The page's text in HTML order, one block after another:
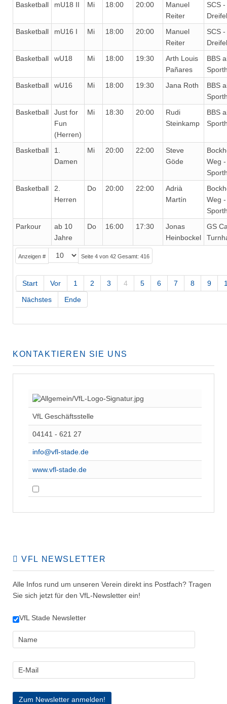
Anzeigen # Seite 4 von 42 Gesamt: 416
Start Vor 1 2 3 4 5 6 7 8 9
Nächstes
Ende
Basketball
mU18 II Mi 18:00 20:00
Manuel
Reiter
SCS -
Basketball
mU16 I Mi 18:00 20:00
Manuel
Reiter
SCS -
Basketball
wU18 Mi 18:00 19:30
Arth Louis
Pañares
BBS
Basketball
wU16 Mi 18:00 19:30 Jana Roth
BBS
Basketball
Just for
Fun
(Herren)
Mi 18:30 20:00
Rudi
Steinkamp
BBS
Basketball
1.
Damen
Mi 20:00 22:00
Steve
Göde
Weg -
Basketball
2.
Herren
Do 20:00 22:00
Adrià
Martín
Weg -
Parkour
ab 10
Jahre
Do 16:00 17:30
Jonas
Heinbockel
GS
KONTAKTIEREN SIE UNS
VfL Geschäftsstelle
04141 - 621 27
info@vfl-stade.de
www.vfl-stade.de
VFL NEWSLETTER
Alle Infos rund um unseren Verein direkt ins Postfach? Tragen
Sie sich jetzt für den VfL-Newsletter ein!
VfL Stade Newsletter